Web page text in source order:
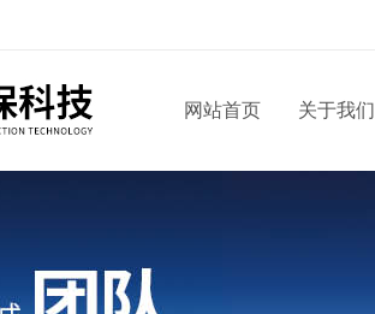
网站首页 关于我们